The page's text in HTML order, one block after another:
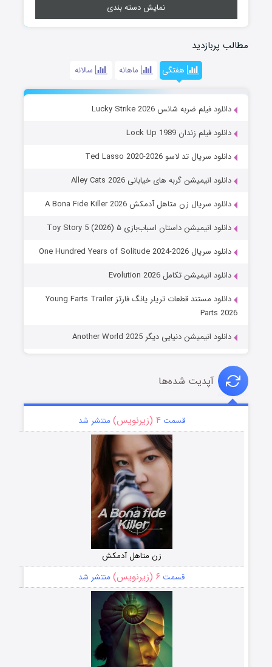
نمایش دسته بندی
مطالب پربازدید
هفتگی ماهانه سالانه
دانلود فیلم ضربه شانس Lucky Strike 2026
دانلود فیلم زندان Lock Up 1989
دانلود سریال تد لاسو Ted Lasso 2020-2026
دانلود انیمیشن گربه های خیابانی Alley Cats 2026
دانلود سریال زن متاهل آدمکش A Bona Fide Killer 2026
دانلود انیمیشن داستان اسباب‌بازی ۵ Toy Story 5 (2026)
دانلود سریال One Hundred Years of Solitude 2024-2026
دانلود انیمیشن تکامل Evolution 2026
دانلود مستند قطعات تریلر یانگ فارتز Young Farts Trailer
Parts 2026
دانلود انیمیشن دنیایی دیگر Another World 2025
آپدیت شده‌ها
قسمت۴ (زیرنویس) منتشر شد
زن متاهل آدمکش
قسمت ۶ (زیرنویس) منتشر شد